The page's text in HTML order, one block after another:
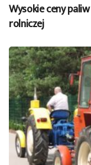
Wysokie ceny
rolniczej